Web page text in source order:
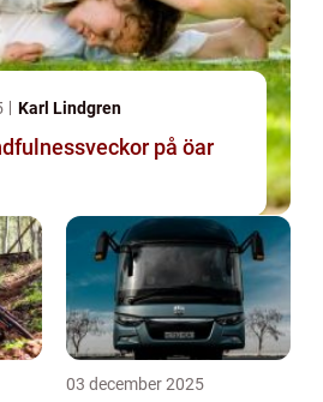
Karl Lindgren
på öar
03 december 2025